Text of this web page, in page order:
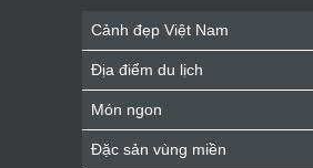
Cảnh đẹp Việt Nam
Địa điểm du lịch
Món ngon
Đặc sản vùng miền